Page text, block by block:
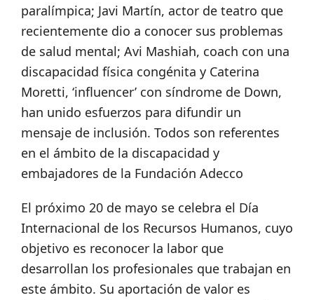
paralímpica; Javi Martín, actor de teatro que
recientemente dio a conocer sus problemas
de salud mental; Avi Mashiah, coach con una
discapacidad física congénita y Caterina
Moretti, ‘influencer’ con síndrome de Down,
han unido esfuerzos para difundir un
mensaje de inclusión. Todos son referentes
en el ámbito de la discapacidad y
embajadores de la Fundación Adecco
El próximo 20 de mayo se celebra el Día
Internacional de los Recursos Humanos, cuyo
objetivo es reconocer la labor que
desarrollan los profesionales que trabajan en
este ámbito. Su aportación de valor es